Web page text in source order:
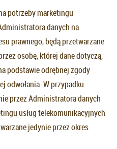
potrzeby marketingu
danych na
prawnego, będą przetwarzane
osobę, której dane dotyczą,
podstawie odrębnej zgody
odwołania. W przypadku
przez Administratora danych
usług telekomunikacyjnych
jedynie przez okres